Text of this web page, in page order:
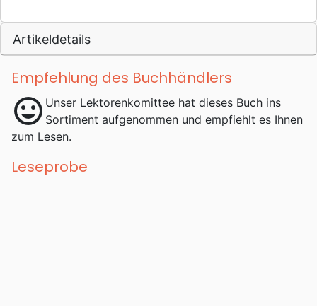
Artikeldetails
Empfehlung des Buchhändlers
mood Unser Lektorenkomittee hat dieses Buch ins
Sortiment aufgenommen und empfiehlt es Ihnen
zum Lesen.
Leseprobe